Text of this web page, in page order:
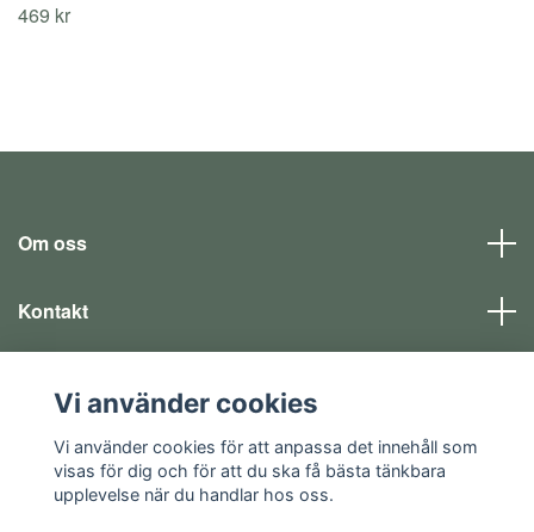
469 kr
Om oss
Kontakt
Sociala medier
Vi använder cookies
Vi använder cookies för att anpassa det innehåll som
visas för dig och för att du ska få bästa tänkbara
upplevelse när du handlar hos oss.